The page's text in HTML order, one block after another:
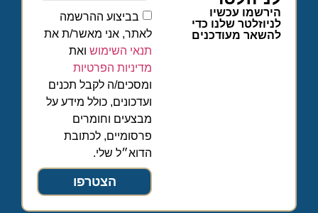
הירשמו עכשיו
לניוזלטר שלנו כדי
להשאר מעודכנים
בביצוע ההרשמה
לאתר, אני מאשר/ת את
תנאי השימושואת
מדיניות הפרטיות
ומסכים/ה לקבל תכנים
ועדכונים, כולל מידע על
מבצעים וחומרים
פרסומיים, לכתובת
הדוא״ל שלי.
הצטרפו